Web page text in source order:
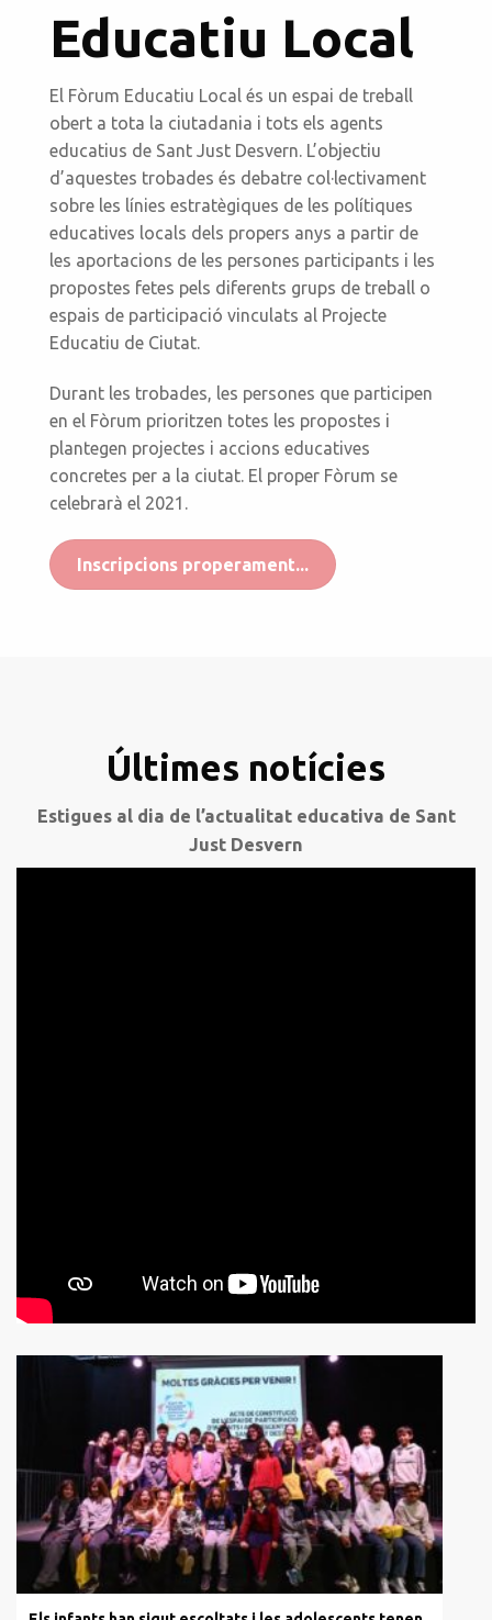
Educatiu Local
El Fòrum Educatiu Local és un espai de treball
obert a tota la ciutadania i tots els agents
educatius de Sant Just Desvern. L’objectiu
d’aquestes trobades és debatre col·lectivament
sobre les línies estratègiques de les polítiques
educatives locals dels propers anys a partir de
les aportacions de les persones participants i les
propostes fetes pels diferents grups de treball o
espais de participació vinculats al Projecte
Educatiu de Ciutat.
Durant les trobades, les persones que participen
en el Fòrum prioritzen totes les propostes i
plantegen projectes i accions educatives
concretes per a la ciutat. El proper Fòrum se
celebrarà el 2021.
Inscripcions properament...
Últimes notícies
Estigues al dia de l’actualitat educativa de Sant
Just Desvern